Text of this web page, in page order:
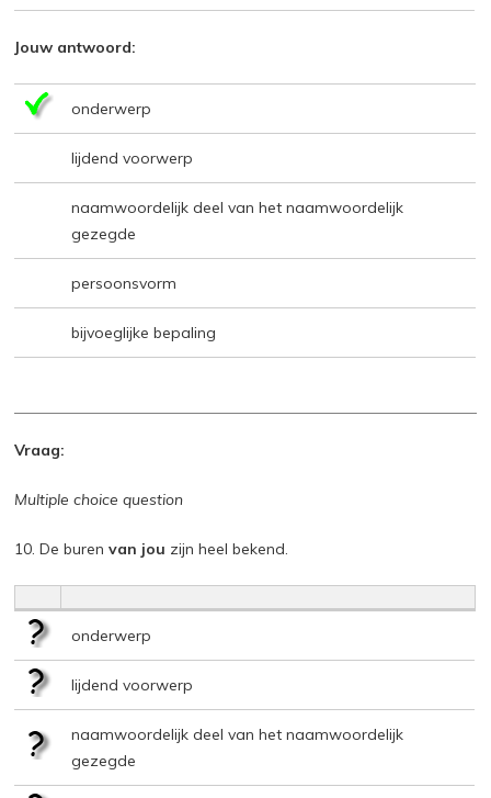
Jouw antwoord:
onderwerp
lijdend voorwerp
naamwoordelijk deel van het naamwoordelijk
gezegde
persoonsvorm
bijvoeglijke bepaling
Vraag:
Multiple choice question
10. De burenvan jou zijn heel bekend.
onderwerp
lijdend voorwerp
naamwoordelijk deel van het naamwoordelijk
gezegde